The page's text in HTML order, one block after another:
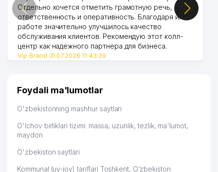
Отдельно хочется отметить грамотную речь,
ответственность и оперативность. Благодаря их
работе значительно улучшилось качество
обслуживания клиентов. Рекомендую этот колл-
центр как надежного партнера для бизнеса.
Vip Brand 31.07.2026 11:43:39
Foydali ma'lumotlar
O'zbekistonning mashhur saytlari
O'lchov birliklari tizimi: massa, uzunlik, tezlik, ma'lumot,
maydon
O'zbekiston saytlari
Kommunal (uy-joy) tariflari Toshkent, O‘zbekiston